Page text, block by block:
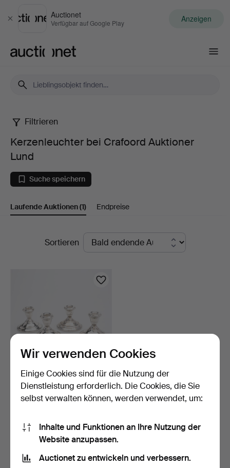
Schließen
Auctionet
Verfügbar auf Google Play Anzeigen
Kerzenleuchter
bei
Crafoord
Auktioner
Filtrieren
Kerzenleuchter bei Crafoord Auktioner
Lund
Suche speichern
Laufende Auktionen(1) Endpreise
LaufendeSortieren
KERZENSTÄENDER, ZWEI
PAARE,
STERLINGSILBER…
58 Min
128 USD
Wir verwenden Cookies
Einige Cookies sind für die Nutzung der
Dienstleistung erforderlich. Die Cookies, die Sie
selbst verwalten können, werden verwendet, um:
Inhalte und Funktionen an Ihre Nutzung der
Website anzupassen.
Auctionet zu entwickeln und verbessern.